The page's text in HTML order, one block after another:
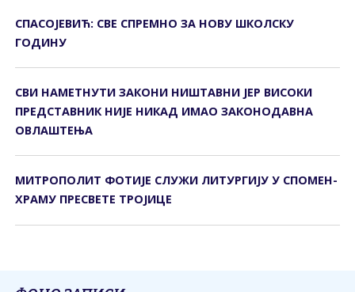
СПАСОЈЕВИЋ: СВЕ СПРЕМНО ЗА НОВУ ШКОЛСКУ
ГОДИНУ
СВИ НАМЕТНУТИ ЗАКОНИ НИШТАВНИ ЈЕР ВИСОКИ
ПРЕДСТАВНИК НИЈЕ НИКАД ИМАО ЗАКОНОДАВНА
ОВЛАШТЕЊА
МИТРОПОЛИТ ФОТИЈЕ СЛУЖИ ЛИТУРГИЈУ У СПОМЕН-
ХРАМУ ПРЕСВЕТЕ ТРОЈИЦЕ